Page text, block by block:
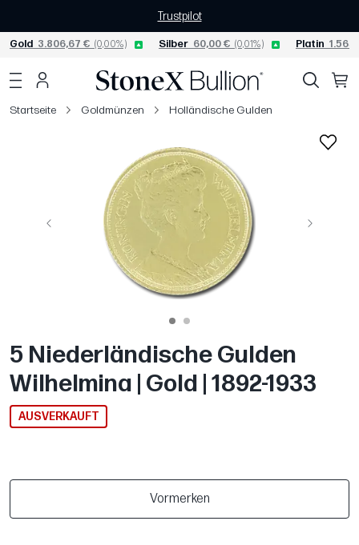
Trustpilot
Gold 3.806,67 € (0,00%) Silber 60,00 € (0,01%) Platin
Startseite Goldmünzen Holländische Gulden
Vorige Weiter
5 Niederländische Gulden
Wilhelmina | Gold | 1892-1933
AUSVERKAUFT
Vormerken